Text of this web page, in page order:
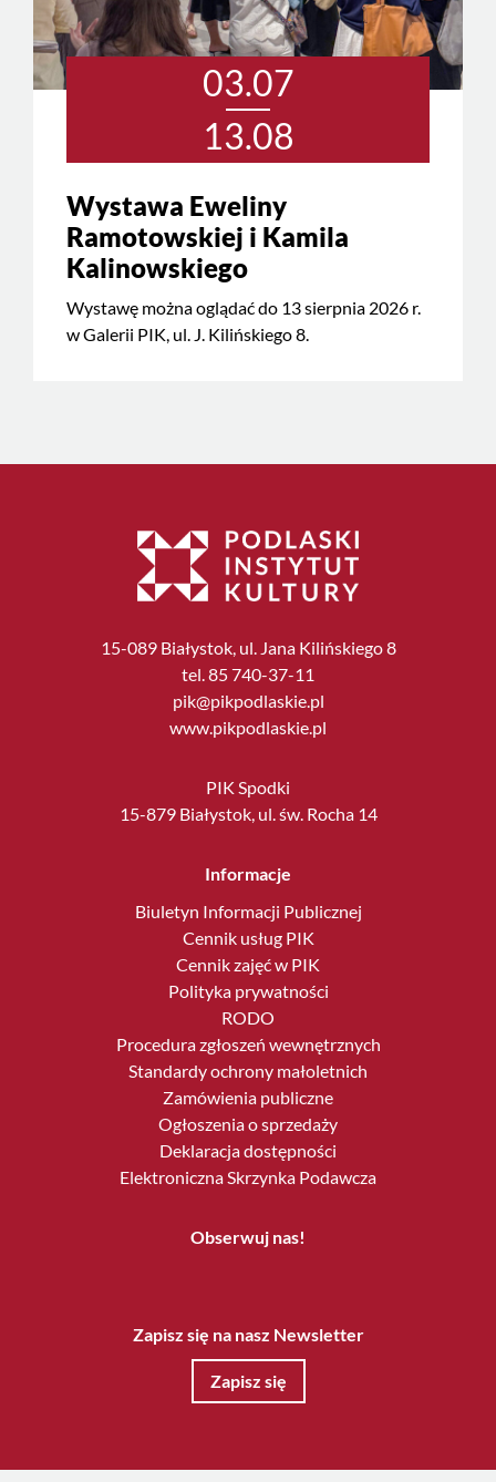
03.07
13.08
Wystawa Eweliny
Ramotowskiej i Kamila
Kalinowskiego
Wystawę można oglądać do 13 sierpnia 2026 r.
w Galerii PIK, ul. J. Kilińskiego 8.
15-089 Białystok, ul. Jana Kilińskiego 8
tel. 85 740-37-11
pik@pikpodlaskie.pl
www.pikpodlaskie.pl
PIK Spodki
15-879 Białystok, ul. św. Rocha 14
Informacje
Biuletyn Informacji Publicznej
Cennik usług PIK
Cennik zajęć w PIK
Polityka prywatności
RODO
Procedura zgłoszeń wewnętrznych
Standardy ochrony małoletnich
Zamówienia publiczne
Ogłoszenia o sprzedaży
Deklaracja dostępności
Elektroniczna Skrzynka Podawcza
Obserwuj nas!
Zapisz się na nasz Newsletter
Zapisz się